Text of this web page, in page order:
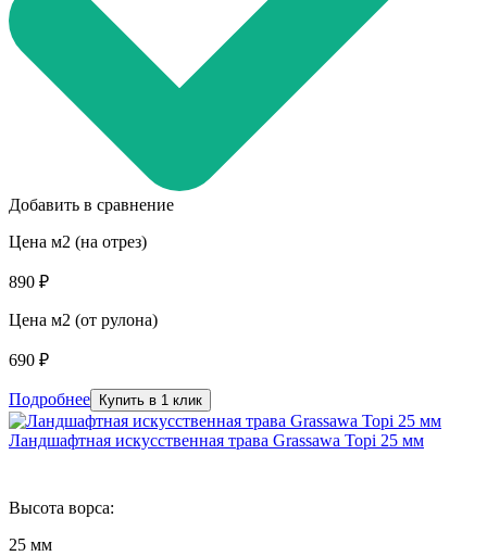
Добавить в сравнение
Цена м2 (на отрез)
890 ₽
Цена м2 (от рулона)
690 ₽
Подробнее Купить в 1 клик
Ландшафтная искусственная трава Grassawa Topi 25 мм
Высота ворса:
25 мм